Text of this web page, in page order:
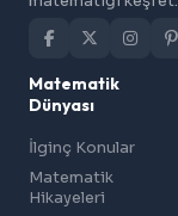
Matematik
Dünyası
İlginç Konular
Matematik
Hikayeleri